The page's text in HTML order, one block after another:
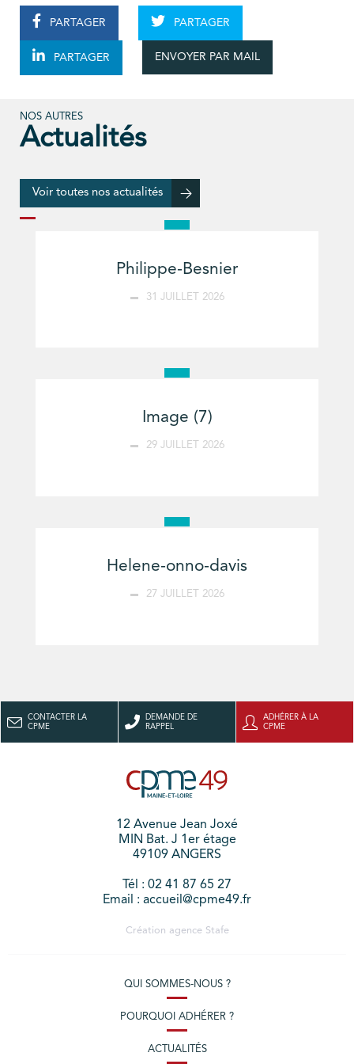
PARTAGER PARTAGER
PARTAGER ENVOYER PAR MAIL
NOS AUTRES
Actualités
Voir toutes nos actualités
Philippe-Besnier
31 JUILLET 2026
Image (7)
29 JUILLET 2026
Helene-onno-davis
27 JUILLET 2026
CONTACTER LA
CPME
DEMANDE DE
RAPPEL
ADHÉRER À LA
CPME
12 Avenue Jean Joxé
MIN Bat. J 1er étage
49109 ANGERS
Tél : 02 41 87 65 27
Email : accueil@cpme49.fr
Création agence Stafe
QUI SOMMES-NOUS ?
POURQUOI ADHÉRER ?
ACTUALITÉS